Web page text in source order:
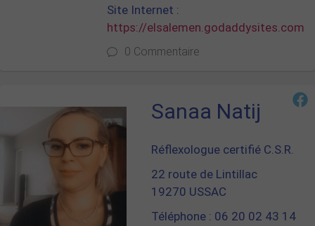
Site Internet :
https://elsalemen.godaddysites.com
0 Commentaire
Sanaa Natij
Réflexologue certifié C.S.R.
22 route de Lintillac
19270 USSAC
Téléphone : 06 20 02 43 14